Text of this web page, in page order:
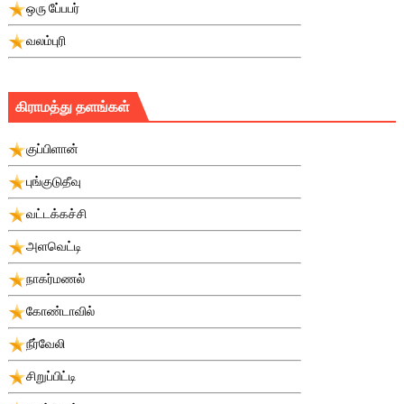
ஒரு பே்பபர்
வலம்புரி
கிராமத்து தளங்கள்
குப்பிளான்
புங்குடுதீவு
வட்டக்கச்சி
அளவெட்டி
நாகர்மணல்
கோண்டாவில்
நீர்வேலி
சிறுப்பிட்டி